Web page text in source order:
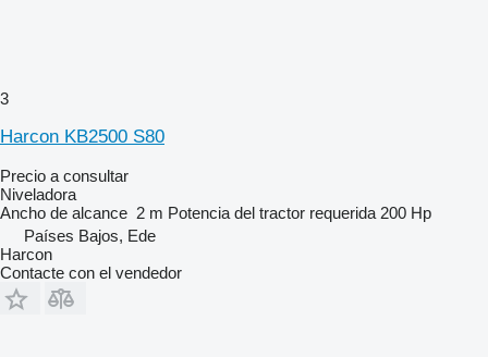
3
Harcon KB2500 S80
Precio a consultar
Niveladora
Ancho de alcance 2 m Potencia del tractor requerida 200 Hp
Países Bajos, Ede
Harcon
Contacte con el vendedor